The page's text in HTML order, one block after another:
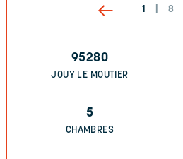
1 8
95280
JOUY LE MOUTIER
5
CHAMBRES